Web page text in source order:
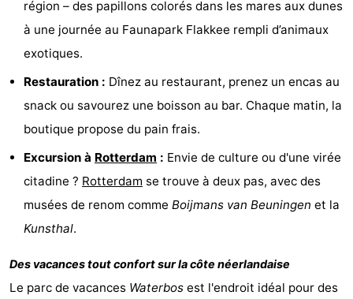
Médicales
Région
Méridionale
Bollenstreek
Nature
Duin
Katwijk
-
région – des papillons colorés dans les mares aux dunes
à une journée au Faunapark Flakkee rempli d’animaux
exotiques.
Restauration : Dînez au restaurant, prenez un encas au
snack ou savourez une boisson au bar. Chaque matin, la
boutique propose du pain frais.
Excursion à Rotterdam : Envie de culture ou d'une virée
citadine ? Rotterdam se trouve à deux pas, avec des
musées de renom comme Boijmans van Beuningen et la
Kunsthal.
Des vacances tout confort sur la côte néerlandaise
Le parc de vacances Waterbos est l'endroit idéal pour des